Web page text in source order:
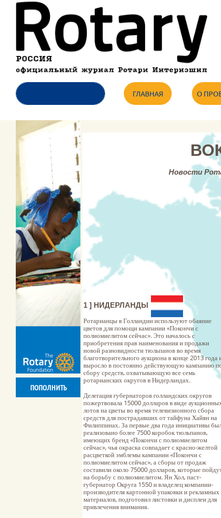
ГЛАВНАЯ О
Новости
1 ] НИДЕРЛАНДЫ
Ротарианцы в Голландии используют обаяние
цветов для помощи кампании «Покончи с
полиомиелитом сейчас». Это началось с
приобретения прав наименования и продажи
новой разновидности тюльпанов во время
благотворительного аукциона в конце 2013 года
выросло в постоянно действующую кампанию
сбору средств, охватывающую все семь
ротарианских округов в Нидерландах.
Делегация губернаторов голландских округов
пожертвовала 15000 долларов в виде
лотов на цветы во время телевизионного сбора
средств для пострадавших от тайфуна Хайян на
Филиппинах. За первые два года инициативы
реализовано более 7500 коробок тюльпанов,
имеющих бренд «Покончи с полиомиелитом
сейчас», чья окраска совпадает с красно-желтой
расцветкой эмблемы кампании «Покончи с
полиомиелитом сейчас», а сборы от продаж
составили около 75000 долларов, которые
на борьбу с полиомиелитом. Ян Хол, паст-
губернатор Округа 1550 и владелец компании-
производителя картонной упаковки и рекламных
материалов, подготовил листовки и дисплеи для
привлечения внимания.
ПОПОЛНИТЬ